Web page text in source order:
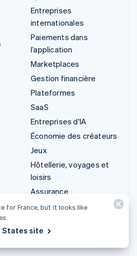
Entreprises
internationales
Paiements dans
l’application
Marketplaces
Gestion financière
Plateformes
SaaS
Entreprises d'IA
Économie des créateurs
Jeux
Hôtellerie, voyages et
loisirs
Assurance
Médias et
Organisations à but non
for France, but it looks like
States site